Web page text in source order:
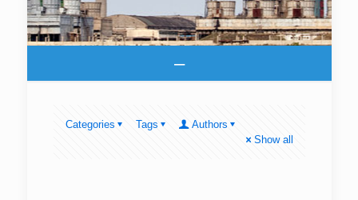
–
Categories Tags
Authors
Show all